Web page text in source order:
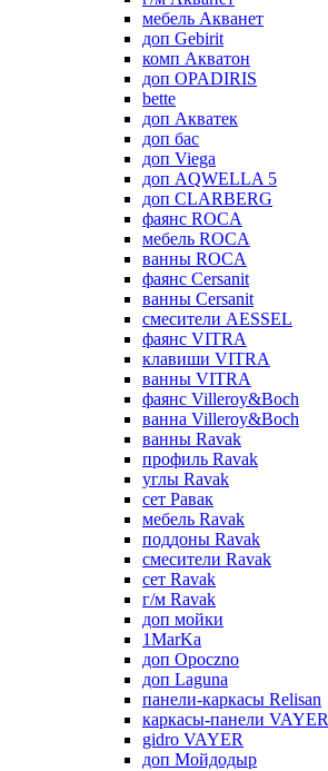
мебель Акванет
доп Gebirit
комп Акватон
доп OPADIRIS
bette
доп Акватек
доп бас
доп Viega
доп AQWELLA 5
доп CLARBERG
фаянс ROCA
мебель ROCA
ванны ROCA
фаянс Cersanit
ванны Cersanit
смесители AESSEL
фаянс VITRA
клавиши VITRA
ванны VITRA
фаянс Villeroy&Boch
ванна Villeroy&Boch
ванны Ravak
профиль Ravak
углы Ravak
сет Равак
мебель Ravak
поддоны Ravak
смесители Ravak
сет Ravak
г/м Ravak
доп мойки
1MarKa
доп Opoczno
доп Laguna
панели-каркасы Relisan
каркасы-панели VAYER
gidro VAYER
доп Мойдодыр